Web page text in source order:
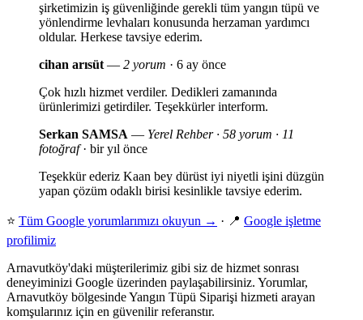
şirketimizin iş güvenliğinde gerekli tüm yangın tüpü ve
yönlendirme levhaları konusunda herzaman yardımcı
oldular. Herkese tavsiye ederim.
cihan arısüt— 2 yorum · 6 ay önce
Çok hızlı hizmet verdiler. Dedikleri zamanında
ürünlerimizi getirdiler. Teşekkürler interform.
Serkan SAMSA — Yerel Rehber · 58 yorum · 11
fotoğraf· bir yıl önce
Teşekkür ederiz Kaan bey dürüst iyi niyetli işini düzgün
yapan çözüm odaklı birisi kesinlikle tavsiye ederim.
⭐ Tüm Google yorumlarımızı okuyun → · 📍 Google işletme
profilimiz
Arnavutköy'daki müşterilerimiz gibi siz de hizmet sonrası
deneyiminizi Google üzerinden paylaşabilirsiniz. Yorumlar,
Arnavutköy bölgesinde Yangın Tüpü Siparişi hizmeti arayan
komşularınız için en güvenilir referanstır.